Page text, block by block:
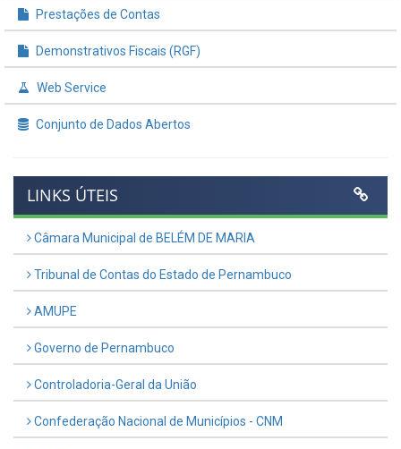
Prestações de Contas
Demonstrativos Fiscais (RGF)
Web Service
Conjunto de Dados Abertos
LINKS ÚTEIS
Câmara Municipal de BELÉM DE MARIA
Tribunal de Contas do Estado de Pernambuco
AMUPE
Governo de Pernambuco
Controladoria-Geral da União
Confederação Nacional de Municípios - CNM